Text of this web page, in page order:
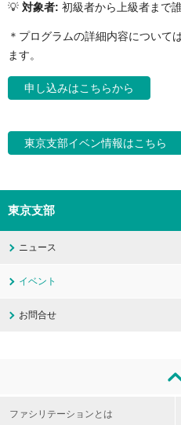
💡 対象者: 初級者から上級者まで
＊プログラムの詳細内容について
ます。
申し込みはこちらから
東京支部イベン情報はこちら
東京支部
ニュース
イベント
お問合せ
ファシリテーションとは